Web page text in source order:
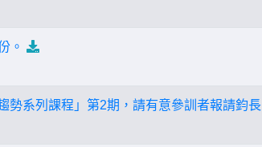
。
勢系列課程」第2期，請有意參訓者報請鈞長